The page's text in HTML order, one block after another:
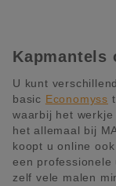
Kapmantels
U kunt
basic Economyss
waarbij het
het allemaal bij
koopt u online
een professionele
zelf vele malen